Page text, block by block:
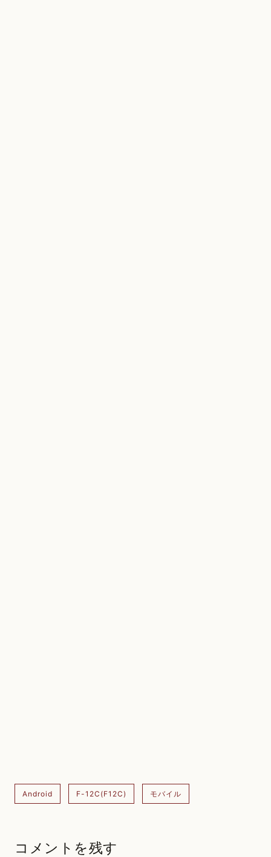
Android F-12C(F12C) モバイル
コメントを残す